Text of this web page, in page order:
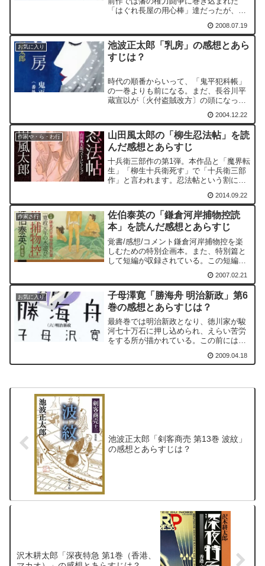
「はぐれ長屋の用心棒」達だったが、今
九郎らに助けを求めてきたのは、源九郎
の同門である向田武左衛門。この武左衛
門と源九郎の姿形が良く似...
2008.07.19
お気に入り
池波正太郎「乳房」の感想とあら
すじは？
時代の順番からいって、「鬼平犯科帳」
の一巻よりも前になる。まだ、長谷川平
蔵宣以が〔火付盗賊改方〕の頭になって
〔火付盗賊改方〕の頭になった後までの
期間を書いている。
2004.12.22
作家や・ら・わ行
山田風太郎の「柳生忍法帖」を読
んだ感想とあらすじ
十兵衛三部作の第1弾。本作品と「魔界転
生」「柳生十兵衛死す」で「十兵衛三部
作」と言われます。忍法帖という割に
2014.09.22
作家さ行
佐伯泰英の「鎌倉河岸捕物控読
本」を読んだ感想とあらすじ
覚書/感想/コメント鎌倉河岸捕物控を楽
しむための特別企画本。また、特別篇と
して短編が収録されている。この短編は
る。佐伯泰英のインタビューが収録され
ているのも嬉しいところ。聞き手は細谷
正充氏。様々なところで...
2007.02.21
お気に入り
子母澤寛「勝海舟 明治新政」第6
巻の感想とあらすじは？
最終巻では明治新政となり、徳川家が駿
河七十万石に押し込められ、えらい苦労
をする所が描かれている。この前には上
2009.04.18
池波正太郎「剣客商売 第13巻 波紋」
の感想とあらすじは？
沢木耕太郎「深夜特急 第1巻（香港、